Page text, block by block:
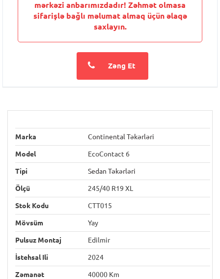
mərkəzi anbarımızdadır! Zəhmət olmasa
sifarişlə bağlı məlumat almaq üçün əlaqə
saxlayın.
Zəng Et
Marka Continental Təkərləri
Model EcoContact 6
Tipi Sedan Təkərləri
Ölçü 245/40 R19 XL
Stok Kodu CTT015
Mövsüm Yay
Pulsuz Montaj Edilmir
İstehsal Ili 2024
Zəmanət 40000 Km